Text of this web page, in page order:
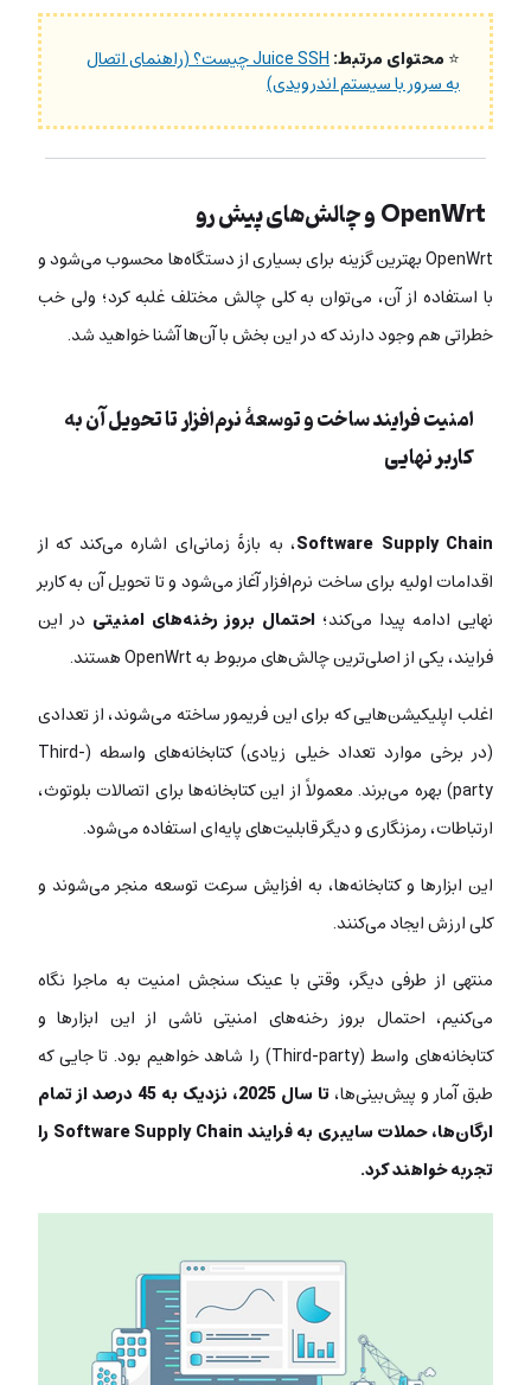
⭐محتوای مرتبط: Juice SSH چیست؟ (راهنمای اتصال
به سرور با سیستم اندرویدی)
OpenWrt و چالش‌های پیش رو
OpenWrt بهترین گزینه برای بسیاری از دستگاه‌ها محسوب می‌شود و
با استفاده از آن، می‌توان به کلی چالش مختلف غلبه کرد؛ ولی خب
خطراتی هم وجود دارند که در این بخش با آن‌ها آشنا خواهید شد.
امنیت فرایند ساخت و توسعۀ نرم‌افزار تا تحویل آن به
کاربر نهایی
Software Supply Chain، به بازۀ زمانی‌ای اشاره می‌کند که از
اقدامات اولیه برای ساخت نرم‌افزار آغاز می‌شود و تا تحویل آن به کاربر
نهایی ادامه پیدا می‌کند؛ احتمال بروز رخنه‌های امنیتی در این
فرایند، یکی از اصلی‌ترین چالش‌های مربوط به OpenWrt هستند.
اغلب اپلیکیشن‌هایی که برای این فریمور ساخته می‌شوند، از تعدادی
(در برخی موارد تعداد خیلی زیادی) کتابخانه‌های واسطه (Third-
party) بهره می‌برند. معمولاً از این کتابخانه‌ها برای اتصالات بلوتوث،
ارتباطات، رمزنگاری و دیگر قابلیت‌های پایه‌ای استفاده می‌شود.
این ابزارها و کتابخانه‌ها، به افزایش سرعت توسعه منجر می‌شوند و
کلی ارزش ایجاد می‌کنند.
منتهی از طرفی دیگر، وقتی با عینک سنجش امنیت به ماجرا نگاه
می‌کنیم، احتمال بروز رخنه‌های امنیتی ناشی از این ابزارها و
کتابخانه‌های واسط (Third-party) را شاهد خواهیم بود. تا جایی که
طبق آمار و پیش‌بینی‌ها،
تا سال 2025، نزدیک به 45 درصد از تمام
ارگان‌ها، حملات سایبری به فرایند Software Supply Chain را
تجربه خواهند کرد.